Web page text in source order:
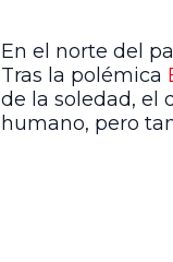
En el norte del
Tras la polémica
de la soledad, el
humano, pero